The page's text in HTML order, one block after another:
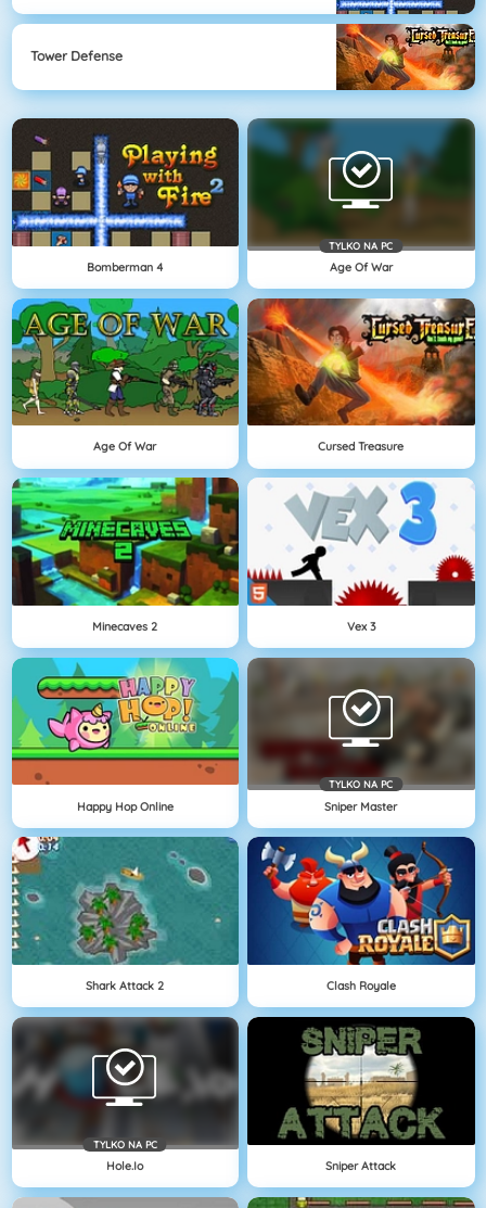
Tower Defense
Bomberman 4
TYLKO NA PC
Age Of War
Age Of War Cursed Treasure
Minecaves 2 Vex 3
Happy Hop Online
TYLKO NA PC
Sniper Master
Shark Attack 2 Clash Royale
TYLKO NA PC
Hole.io Sniper Attack